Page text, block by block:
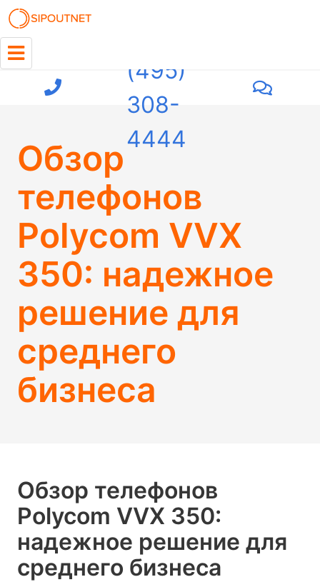
(495)
308-
4444
Обзор
телефонов
Polycom VVX
350: надежное
решение для
среднего
бизнеса
Обзор телефонов
Polycom VVX 350:
надежное решение для
среднего бизнеса